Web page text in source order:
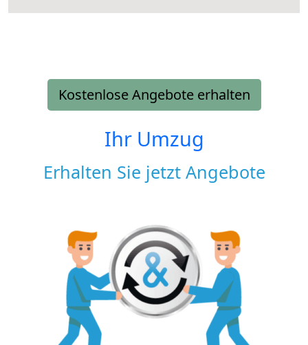
Kostenlose Angebote erhalten
Ihr Umzug
Erhalten Sie jetzt Angebote